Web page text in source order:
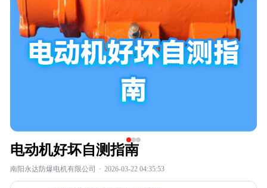
电动机好坏自测指南
南阳永达防爆电机有限公司 · 2026-03-22 04:35:53